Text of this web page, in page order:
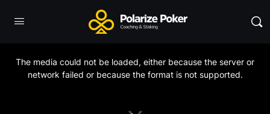
The media could not be loaded, either because the server or
network failed or because the format is not supported.